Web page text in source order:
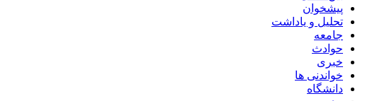
پیشخوان
تحلیل و یاداشت
جامعه
حوادث
خبری
خواندنی ها
دانشگاه